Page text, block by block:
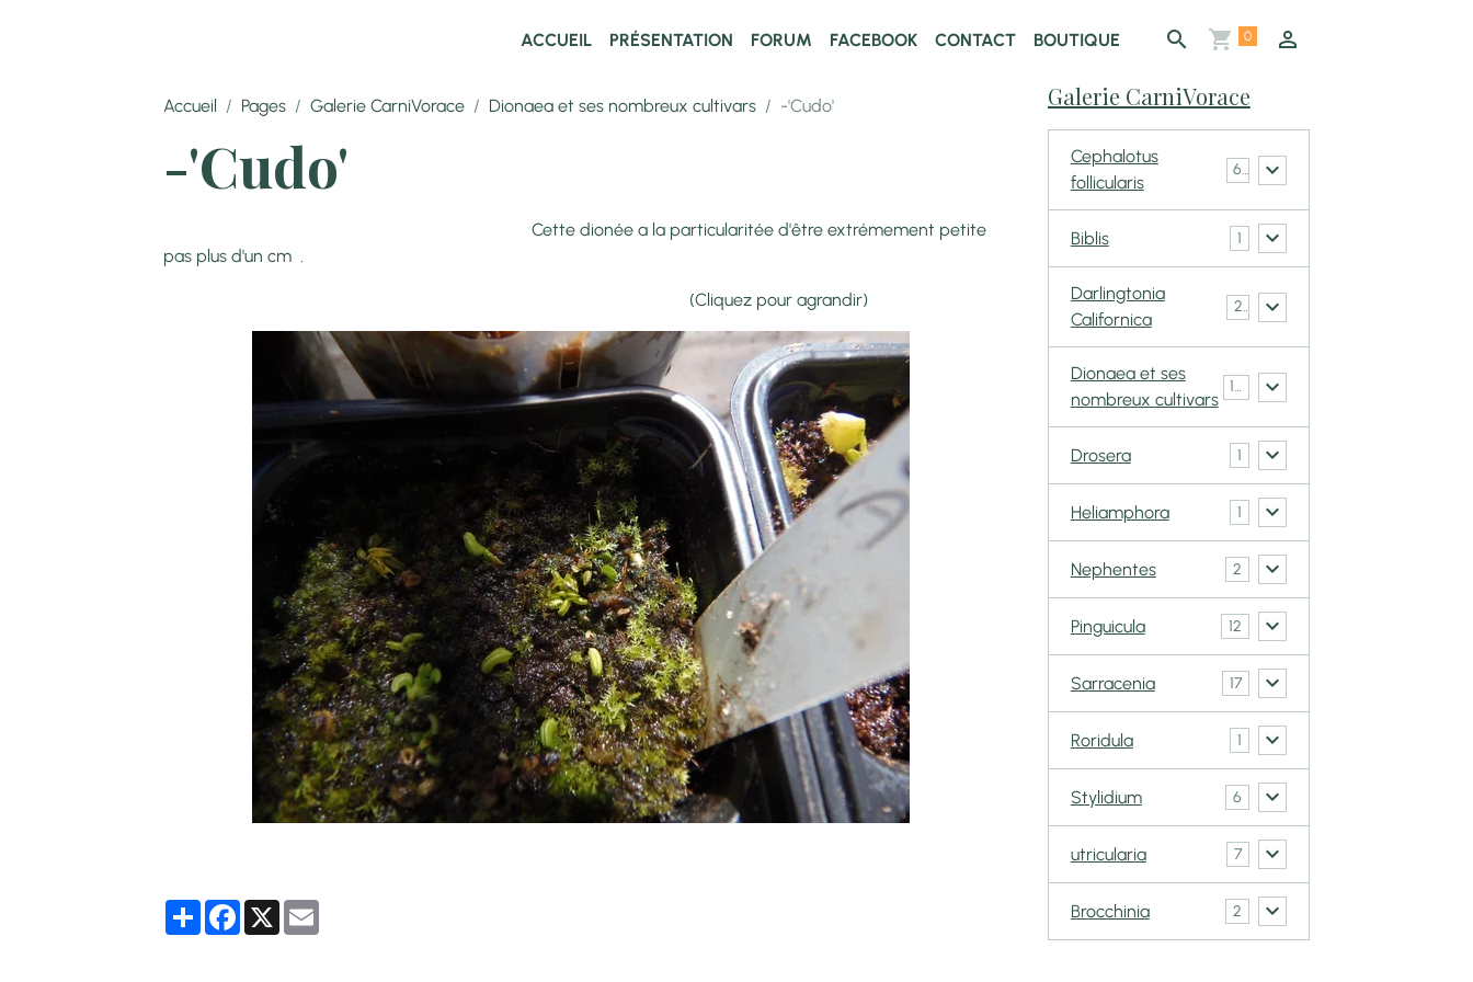
ACCUEIL PRÉSENTATION FORUM FACEBOOK CONTACT BOUTIQUE 0
Accueil Pages Galerie CarniVorace Dionaea et ses nombreux cultivars -'Cudo'
-'Cudo'
Cette dionée a la particularitée d'être extrémement petite
pas plus d'un cm .
(Cliquez pour agrandir)
PartagerFacebook
X
Galerie CarniVorace
Cephalotus
follicularis
6
Biblis 1
Darlingtonia
Californica
2
Dionaea et ses
nombreux cultivars
148
Drosera 1
Heliamphora 1
Nephentes 2
Pinguicula 12
Sarracenia 17
Roridula 1
Stylidium 6
utricularia 7
Brocchinia 2